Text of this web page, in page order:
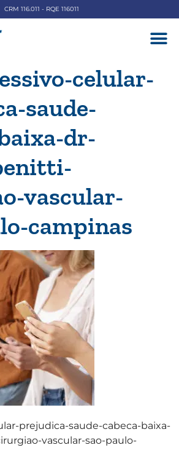
CRM 116.011 - RQE 116011
celular-
saude-
dr-
vascular-
campinas
prejudica-saude-cabeca-baixa-
vascular-sao-paulo-